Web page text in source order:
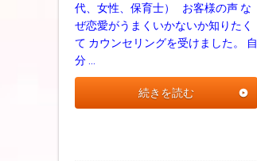
代、女性、保育士） お客様の声 な
ぜ恋愛がうまくいかないか知りたく
て カウンセリングを受けました。 自
分 …
続きを読む